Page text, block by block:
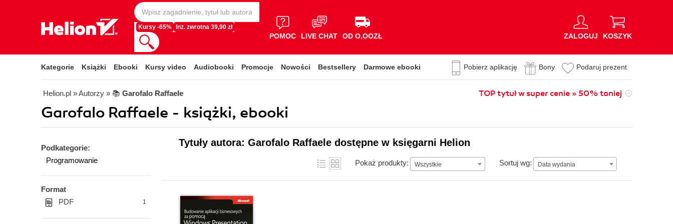
Kursy -65% Inż. zwrotna 39,90 zł
POMOC LIVE CHAT OD O,OOZŁ ZALOGUJ KOSZYK
Kategorie Książki Ebooki Kursy video Audiobooki Promocje Nowości Bestsellery Darmowe ebooki Pobierz aplikację Bony Podaruj prezent
Helion.pl » Autorzy » 📚 Garofalo Raffaele TOP tytuł w super cenie » 50% taniej
Garofalo Raffaele - książki, ebooki
Podkategorie:
Programowanie
Format
PDF
1
Tytuły autora: Garofalo Raffaele dostępne w księgarni Helion
Pokaż produkty: Wszystkie Sortuj wg: Data wydania
Data wydania